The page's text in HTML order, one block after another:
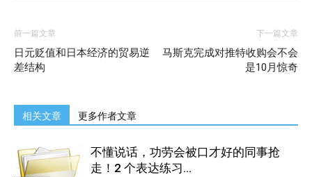
前一篇文章
日元贬值和日本经济的贸易逆
差结构
下一篇文章
马斯克完成对推特收购会不会
是10月惊奇
相关文章 更多作者文章
不懂说话，功劳会被口才好的同事抢
走！2 个表达练习...